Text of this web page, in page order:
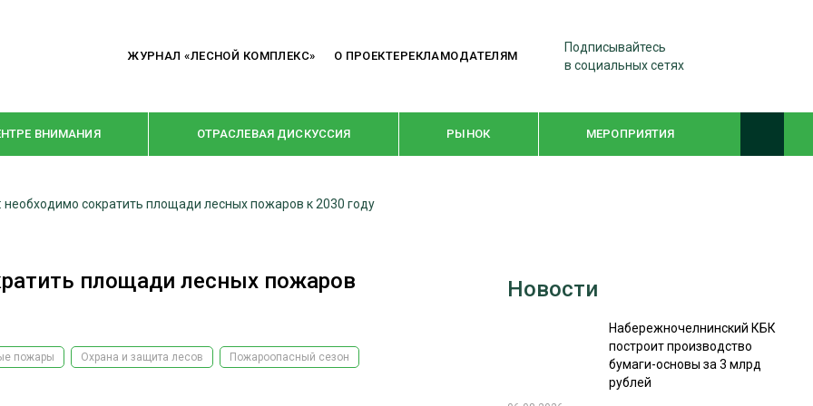
ЖУРНАЛ «ЛЕСНОЙ КОМПЛЕКС» О ПРОЕКТЕРЕКЛАМОДАТЕЛЯМ
Подписывайтесь
в социальных сетях
ВНИМАНИЯ ОТРАСЛЕВАЯ ДИСКУССИЯ РЫНОК МЕРОПРИЯТИЯ
РУБРИКИ
КРУПНЫМ ПЛАНОМ
В ЦЕНТРЕ ВНИМАНИЯ
WOODEX-2021
СУШКА ДРЕВЕСИНЫ
необходимо сократить площади лесных пожаров к 2030 году
площади лесных пожаров
пожары Охрана и защита лесов Пожароопасный сезон
Новости
Набережночелнинский КБК
построит производство
бумаги-основы за 3 млрд
рублей